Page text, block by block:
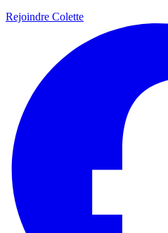
Rejoindre Colette